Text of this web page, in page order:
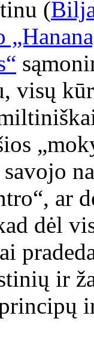
(
visų
ar
dėl
ir